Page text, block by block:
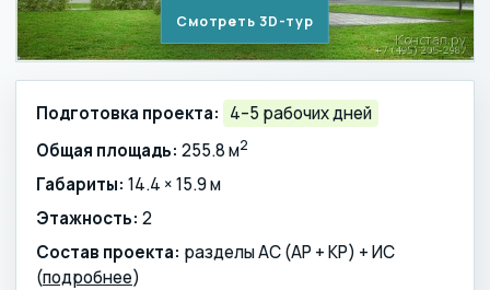
Смотреть 3D-тур
Подготовка проекта: 4–5 рабочих дней
Общая площадь: 255.8 м2
Габариты: 14.4 × 15.9 м
Этажность: 2
Состав проекта: разделы АС (АР + КР) + ИС
(подробнее)